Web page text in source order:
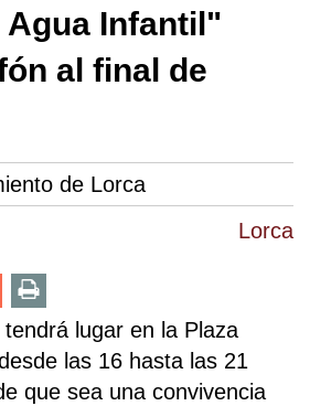
Lorca
Agua Infantil"
al final de
de Lorca
lugar en la Plaza
las 16 hasta las 21
que sea una convivencia